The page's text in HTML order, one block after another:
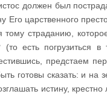
должен был
царственного
страданию,
есть погрузиться
предстаем
готовы сказать: и
истину,